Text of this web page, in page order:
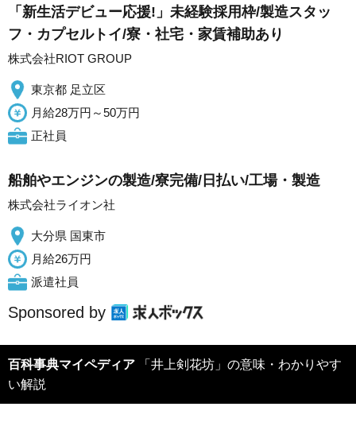
「新生活デビュー応援!」未経験採用枠/製造スタッ
フ・カプセルトイ/寮・社宅・家賃補助あり
株式会社RIOT GROUP
東京都 足立区
月給28万円～50万円
正社員
船舶やエンジンの製造/寮完備/日払い/工場・製造
株式会社ライオン社
大分県 国東市
月給26万円
派遣社員
Sponsored by
百科事典マイペディア 「井上剣花坊」の意味・わかりやす
い解説